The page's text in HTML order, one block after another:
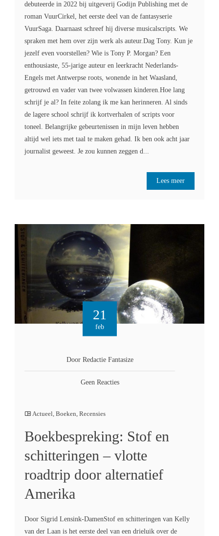
debuteerde in 2022 bij uitgeverij Godijn Publishing met de
roman VuurCirkel, het eerste deel van de fantasyserie
VuurSaga. Daarnaast schreef hij diverse musicalscripts. We
spraken met hem over zijn werk als auteur.Dag Tony. Kun je
jezelf even voorstellen? Wie is Tony P. Morgan? Een
enthousiaste, 55-jarige auteur en leerkracht Nederlands-
Engels met Antwerpse roots, wonende in het Waasland,
getrouwd en vader van twee volwassen kinderen.Hoe lang
schrijf je al? In feite zolang ik me kan herinneren. Al sinds
de lagere school schrijf ik kortverhalen of scripts voor
toneel. Belangrijke gebeurtenissen in mijn leven hebben
altijd wel iets met taal te maken gehad. Ik ben ook acht jaar
journalist geweest. Je zou kunnen zeggen d...
Lees meer
21
feb
Door Redactie Fantasize
Geen Reacties
Actueel, Boeken, Recensies
Boekbespreking: Stof en
schitteringen – vlotte
roadtrip door alternatief
Amerika
Door Sigrid Lensink-DamenStof en schitteringen van Kelly
van der Laan is het eerste deel van een drieluik over de